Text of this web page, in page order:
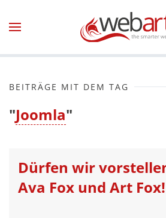
Zum Hauptinhalt springen
BEITRÄGE MIT DEM TAG
"Joomla"
Dürfen wir
Ava Fox und Art Fox!